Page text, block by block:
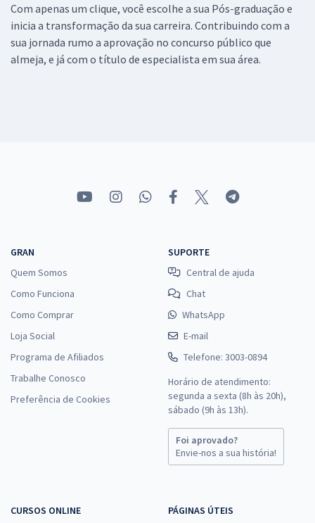
Com apenas um clique, você escolhe a sua Pós-graduação e
inicia a transformação da sua carreira. Contribuindo com a
sua jornada rumo a aprovação no concurso público que
almeja, e já com o título de especialista em sua área.
GRAN
Quem Somos
Como Funciona
Como Comprar
Loja Social
Programa de Afiliados
Trabalhe Conosco
Preferência de Cookies
SUPORTE
Central de ajuda
Chat
WhatsApp
E-mail
Telefone: 3003-0894
Horário de atendimento:
segunda a sexta (8h às 20h),
sábado (9h às 13h).
Foi aprovado?
Envie-nos a sua história!
CURSOS ONLINE PÁGINAS ÚTEIS